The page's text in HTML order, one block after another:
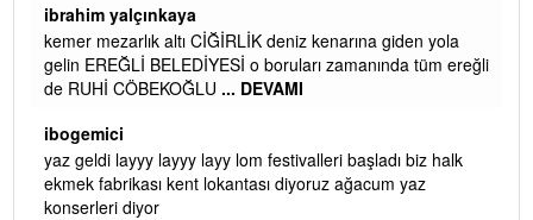
ibrahim yalçınkaya
kemer mezarlık altı CİĞİRLİK deniz kenarına giden yola
gelin EREĞLİ BELEDİYESİ o boruları zamanında tüm ereğli
de RUHİ CÖBEKOĞLU ... DEVAMI
ibogemici
yaz geldi layyy layyy layy lom festivalleri başladı biz halk
ekmek fabrikası kent lokantası diyoruz ağacum yaz
konserleri diyor